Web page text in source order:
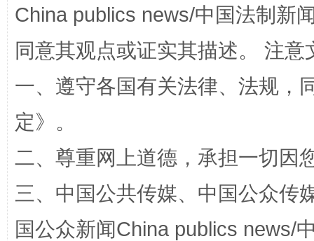
China publics news/中国法制新
同意其观点或证实其描述。 注
一、遵守各国有关法律、法规，
定》。
二、尊重网上道德，承担一切因
三、中国公共传媒、中国公众传
国公众新闻China publics news/